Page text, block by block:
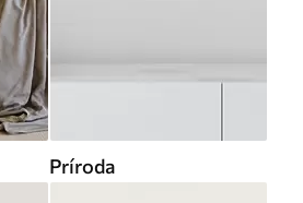
Príroda